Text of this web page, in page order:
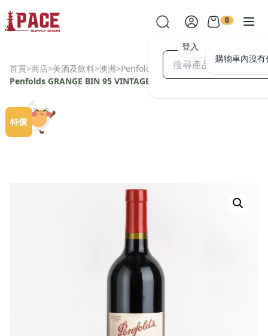
登入
0
購物車內沒
首頁>商店>美酒及飲料>澳洲>Penfolds
Penfolds GRANGE BIN 95 VINTAGE 2016
特價